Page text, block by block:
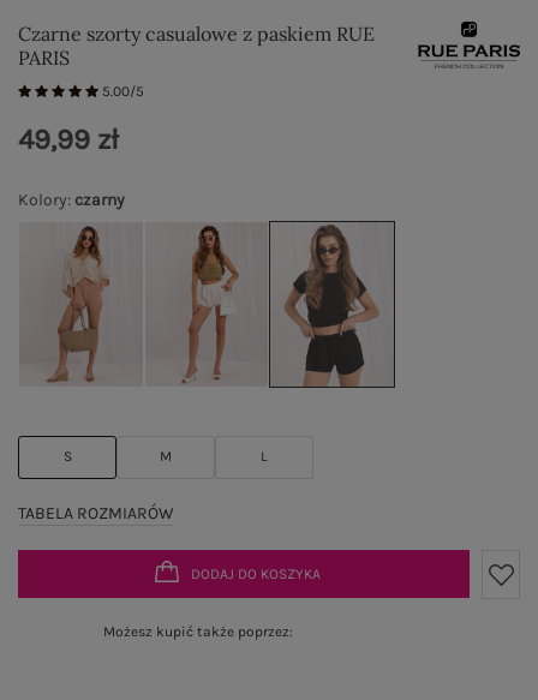
Czarne szorty casualowe z paskiem RUE
PARIS
5.00/5
Kolory: czarny
S M L
TABELA ROZMIARÓW
49,99 zł
DODAJ DO KOSZYKA
Możesz kupić także poprzez: